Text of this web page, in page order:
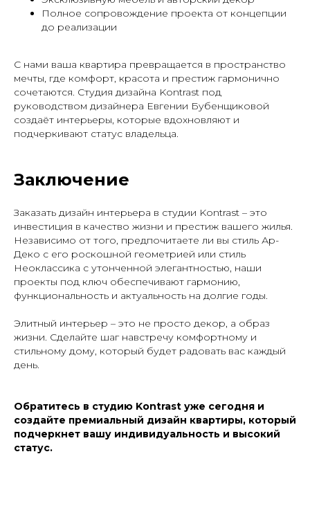
Полное сопровождение проекта от концепции
до реализации
С нами ваша квартира превращается в пространство
мечты, где комфорт, красота и престиж гармонично
сочетаются. Студия дизайна Kontrast под
руководством дизайнера Евгении Бубенщиковой
создаёт интерьеры, которые вдохновляют и
подчеркивают статус владельца.
Заключение
Заказать дизайн интерьера в студии Kontrast – это
инвестиция в качество жизни и престиж вашего жилья.
Независимо от того, предпочитаете ли вы стиль Ар-
Деко с его роскошной геометрией или стиль
Неоклассика с утонченной элегантностью, наши
проекты под ключ обеспечивают гармонию,
функциональность и актуальность на долгие годы.
Элитный интерьер – это не просто декор, а образ
жизни. Сделайте шаг навстречу комфортному и
стильному дому, который будет радовать вас каждый
день.
Обратитесь в студию Kontrast уже сегодня и
создайте премиальный дизайн квартиры, который
подчеркнет вашу индивидуальность и высокий
статус.